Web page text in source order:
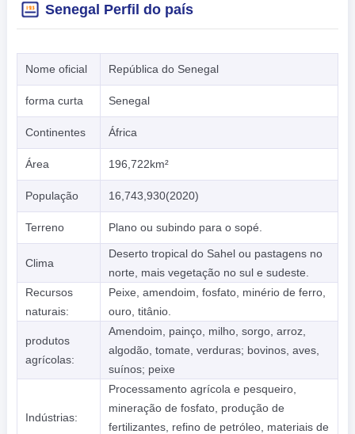
Senegal Perfil do país
Nome oficial República do Senegal
forma curta Senegal
Continentes África
Área 196,722km²
População 16,743,930(2020)
Terreno Plano ou subindo para o sopé.
Clima
Deserto tropical do Sahel ou pastagens no
norte, mais vegetação no sul e sudeste.
Recursos
naturais:
Peixe, amendoim, fosfato, minério de ferro,
ouro, titânio.
produtos
agrícolas:
Amendoim, painço, milho, sorgo, arroz,
algodão, tomate, verduras; bovinos, aves,
suínos; peixe
Indústrias:
Processamento agrícola e pesqueiro,
mineração de fosfato, produção de
fertilizantes, refino de petróleo, materiais de